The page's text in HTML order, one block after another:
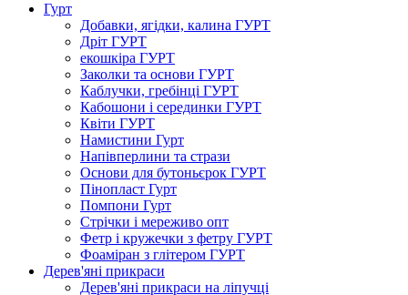
Гурт
Добавки, ягідки, калина ГУРТ
Дріт ГУРТ
екошкіра ГУРТ
Заколки та основи ГУРТ
Каблучки, гребінці ГУРТ
Кабошони і серединки ГУРТ
Квіти ГУРТ
Намистини Гурт
Напівперлини та стрази
Основи для бутоньєрок ГУРТ
Пінопласт Гурт
Помпони Гурт
Стрічки і мереживо опт
Фетр і кружечки з фетру ГУРТ
Фоаміран з глітером ГУРТ
Дерев'яні прикраси
Дерев'яні прикраси на ліпучці